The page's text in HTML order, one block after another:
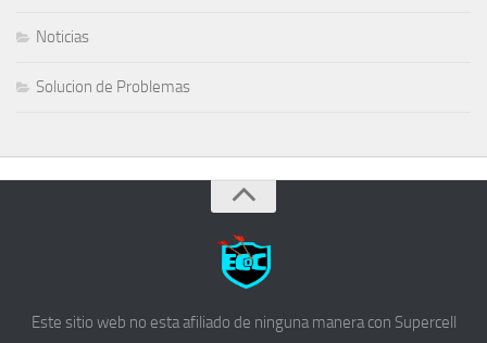
Noticias
Solucion de Problemas
Este sitio web no esta afiliado de ninguna manera con Supercell